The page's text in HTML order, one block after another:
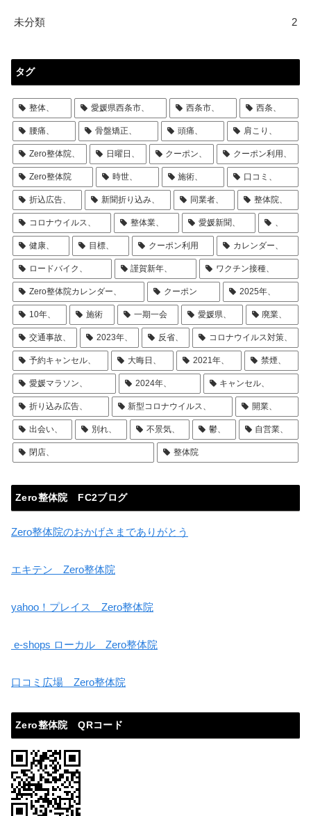
未分類 2
タグ
整体、 愛媛県西条市、 西条市、 西条、
腰痛、 骨盤矯正、 頭痛、 肩こり、
Zero整体院、 日曜日、 クーポン、 クーポン利用、
Zero整体院 時世、 施術、 口コミ、
折込広告、 新聞折り込み、 同業者、 整体院、
コロナウイルス、 整体業、 愛媛新聞、 、
健康、 目標、 クーポン利用 カレンダー、
ロードバイク、 謹賀新年、 ワクチン接種、
Zero整体院カレンダー、 クーポン 2025年、
10年、 施術 一期一会 愛媛県、 廃業、
交通事故、 2023年、 反省、 コロナウイルス対策、
予約キャンセル、 大晦日、 2021年、 禁煙、
愛媛マラソン、 2024年、 キャンセル、
折り込み広告、 新型コロナウイルス、 開業、
出会い、 別れ、 不景気、 鬱、 自営業、
閉店、 整体院
Zero整体院 FC2ブログ
Zero整体院のおかげさまでありがとう
エキテン Zero整体院
yahoo！プレイス Zero整体院
e-shops ローカル Zero整体院
口コミ広場 Zero整体院
Zero整体院 QRコード